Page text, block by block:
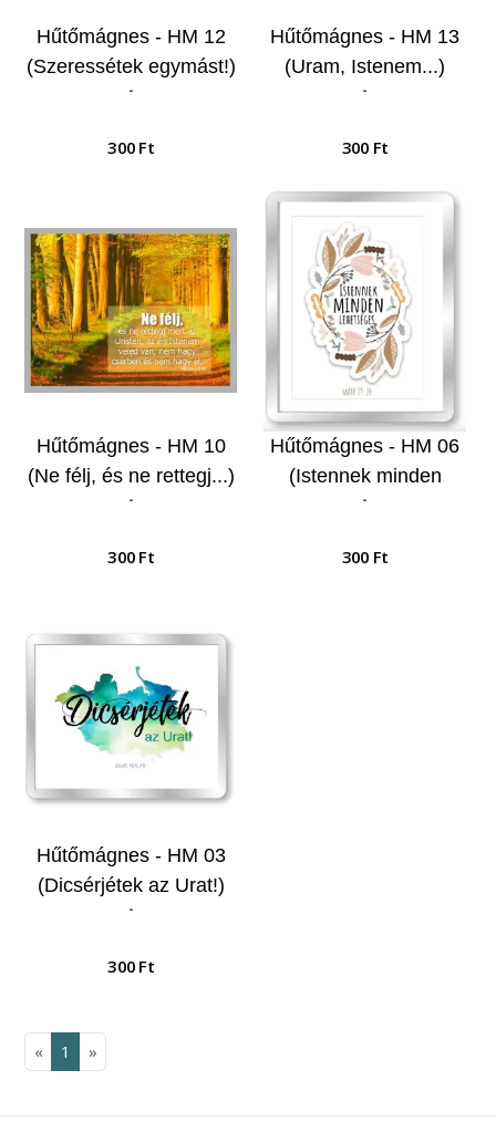
Hűtőmágnes - HM 12
(Szeressétek egymást!)
-
300 Ft
Hűtőmágnes - HM 13
(Uram, Istenem...)
-
300 Ft
Hűtőmágnes - HM 10
(Ne félj, és ne rettegj...)
-
300 Ft
Hűtőmágnes - HM 06
(Istennek minden
lehetséges)
-
300 Ft
Hűtőmágnes - HM 03
(Dicsérjétek az Urat!)
-
300 Ft
« 1 »